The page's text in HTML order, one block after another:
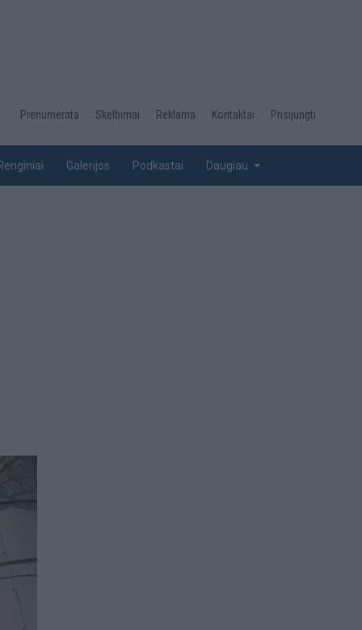
Desktop
top
Prenumerata Skelbimai Reklama Kontaktai Prisijungti
Galerijos Podkastai Daugiau